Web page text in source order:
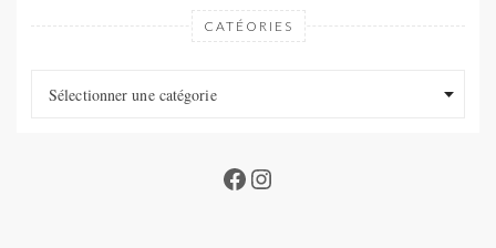
CATÉORIES
Sélectionner une catégorie
Facebook
Instagram